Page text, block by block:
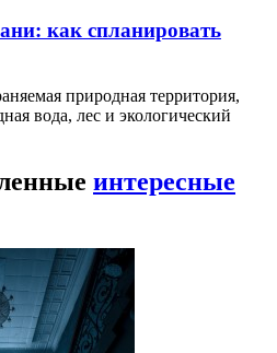
как спланировать
природная территория,
вода, лес и экологический
интересные